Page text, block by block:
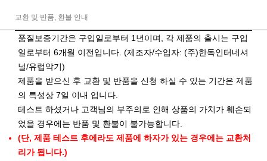
교환 및 반품, 환불 안내
품질보증기간은 구입일로부터 1년이며, 각 제품의 출시는 구입
일로부터 6개월 이전입니다. (제조자/수입자: (주)한독인터네셔
널/유럽악기)
제품을 받으신 후 교환 및 반품을 신청 하실 수 있는 기간은 제품
의 특성상 7일 이내 입니다.
테스트 하셨거나 고객님의 부주의로 인해 상품의 가치가 훼손되
었을 경우에는 반품 및 환불이 불가능합니다.
(단, 제품 테스트 후에라도 제품에 하자가 있는 경우에는 교환처
리가 됩니다.)